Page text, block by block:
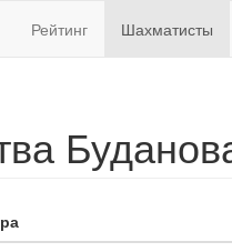
Рейтинг Шахматисты